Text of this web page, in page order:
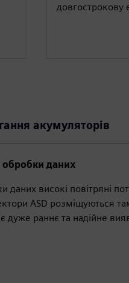
довгострокову
акумуляторів
обробки даних
даних високі повітряні
ASD розміщуються
дуже раннє та надійне